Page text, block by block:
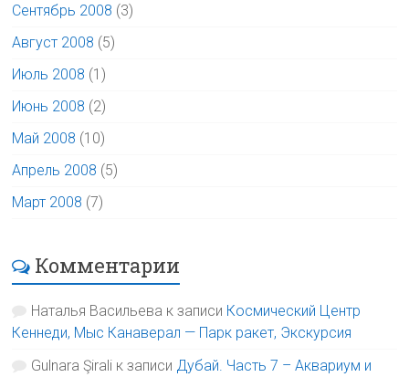
Сентябрь 2008 (3)
Август 2008 (5)
Июль 2008 (1)
Июнь 2008 (2)
Май 2008 (10)
Апрель 2008 (5)
Март 2008 (7)
Комментарии
Наталья Васильева к записи Космический Центр
Кеннеди, Мыс Канаверал — Парк ракет, Экскурсия
Gulnara Şirali к записи Дубай. Часть 7 – Аквариум и